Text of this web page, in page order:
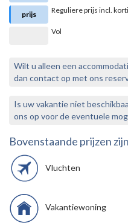
prijs Reguliere prijs incl.
Vol
Wilt u alleen een
dan contact op met ons
Is uw vakantie niet
ons op voor de eventuele
Bovenstaande prijzen
Vluchten
Vakantiewoning